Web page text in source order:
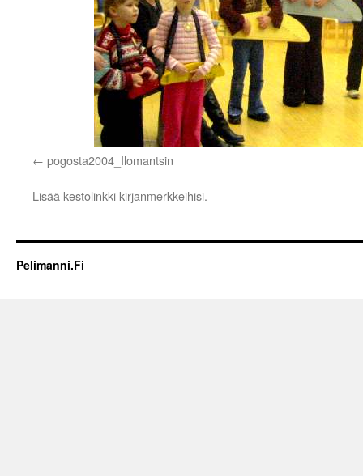
pogosta2004_Ilomantsin
Lisää kestolinkki kirjanmerkkeihisi.
Pelimanni.Fi